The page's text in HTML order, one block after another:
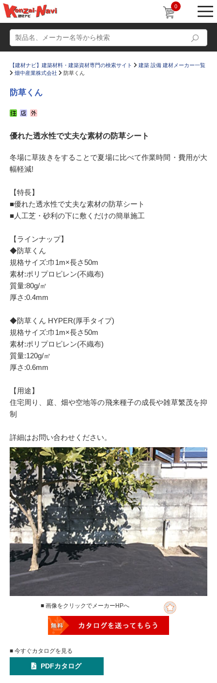
0
かたなび コラム
すまいリング 設計士インタビュー
Q＆A
お気に入り
【建材ナビ】建築材料・建築資材専門の検索サイト
建築 設備 建材メーカー一覧
畑中産業株式会社
防草くん
防草くん
優れた透水性で丈夫な素材の防草シート
冬場に草抜きをすることで夏場に比べて作業時間・費用が大
幅軽減!
【特長】
■優れた透水性で丈夫な素材の防草シート
■人工芝・砂利の下に敷くだけの簡単施工
【ラインナップ】
◆防草くん
規格サイズ:巾1m×長さ50m
素材:ポリプロピレン(不織布)
質量:80g/㎡
厚さ:0.4mm
◆防草くん HYPER(厚手タイプ)
規格サイズ:巾1m×長さ50m
素材:ポリプロピレン(不織布)
質量:120g/㎡
厚さ:0.6mm
【用途】
住宅周り、庭、畑や空地等の飛来種子の成長や雑草繁茂を抑
制
詳細はお問い合わせください。
■ 画像をクリックでメーカーHPへ
■ 今すぐカタログを見る
PDFカタログ